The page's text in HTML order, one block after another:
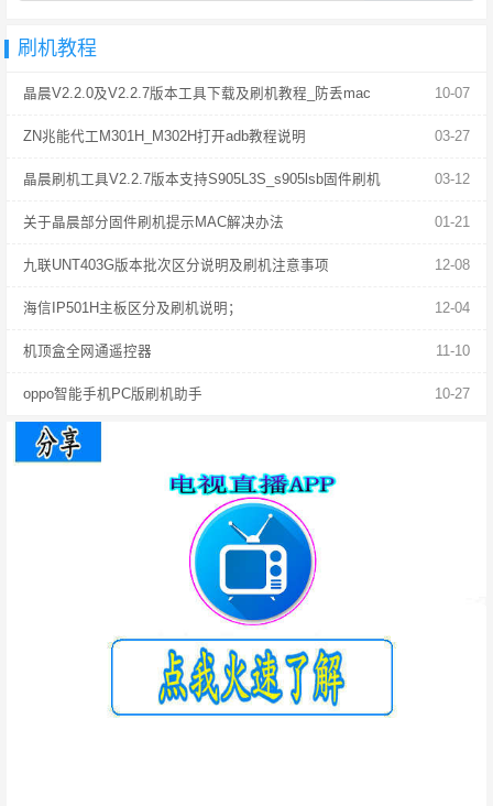
刷机教程
10-07
晶晨V2.2.0及V2.2.7版本工具下载及刷机教程_防丢mac
03-27
ZN兆能代工M301H_M302H打开adb教程说明
03-12
晶晨刷机工具V2.2.7版本支持S905L3S_s905lsb固件刷机
01-21
关于晶晨部分固件刷机提示MAC解决办法
12-08
九联UNT403G版本批次区分说明及刷机注意事项
12-04
海信IP501H主板区分及刷机说明；
11-10
机顶盒全网通遥控器
10-27
oppo智能手机PC版刷机助手